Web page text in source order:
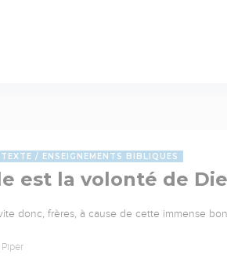
ENSEIGNEMENTS BIBLIQUES
est la volonté de
donc, frères, à cause de cette immense